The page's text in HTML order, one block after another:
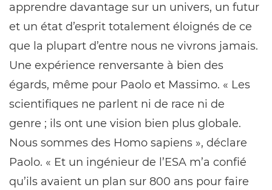
apprendre davantage sur un univers, un futur
et un état d’esprit totalement éloignés de ce
que la plupart d’entre nous ne vivrons jamais.
Une expérience renversante à bien des
égards, même pour Paolo et Massimo. « Les
scientifiques ne parlent ni de race ni de
genre ; ils ont une vision bien plus globale.
Nous sommes des Homo sapiens », déclare
Paolo. « Et un ingénieur de l’ESA m’a confié
qu’ils avaient un plan sur 800 ans pour faire